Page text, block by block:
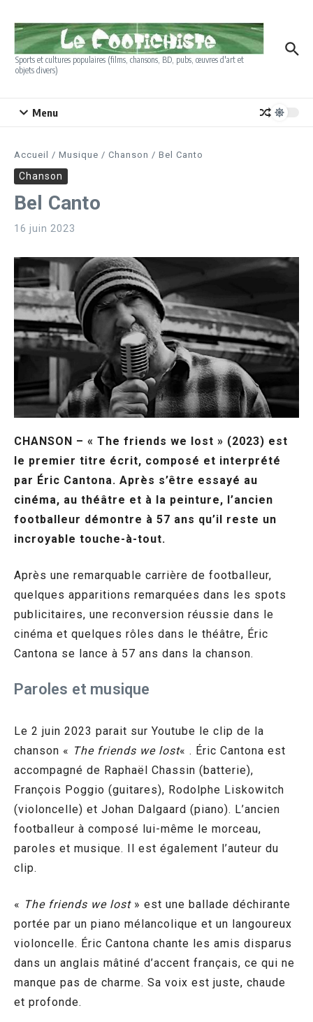
Sports et cultures populaires (films, chansons, BD, pubs, œuvres d'art et
objets divers)
Menu
Accueil / Musique / Chanson / Bel Canto
Chanson
Bel Canto
16 juin 2023
CHANSON – « The friends we lost » (2023) est
le premier titre écrit, composé et interprété
par Éric Cantona. Après s’être essayé au
cinéma, au théâtre et à la peinture, l’ancien
footballeur démontre à 57 ans qu’il reste un
incroyable touche-à-tout.
Après une remarquable carrière de footballeur,
quelques apparitions remarquées dans les spots
publicitaires, une reconversion réussie dans le
cinéma et quelques rôles dans le théâtre, Éric
Cantona se lance à 57 ans dans la chanson.
Paroles et musique
Le 2 juin 2023 parait sur Youtube le clip de la
chanson « The friends we lost« . Éric Cantona est
accompagné de Raphaël Chassin (batterie),
François Poggio (guitares), Rodolphe Liskowitch
(violoncelle) et Johan Dalgaard (piano). L’ancien
footballeur à composé lui-même le morceau,
paroles et musique. Il est également l’auteur du
clip.
« The friends we lost» est une ballade déchirante
portée par un piano mélancolique et un langoureux
violoncelle. Éric Cantona chante les amis disparus
dans un anglais mâtiné d’accent français, ce qui ne
manque pas de charme. Sa voix est juste, chaude
et profonde.